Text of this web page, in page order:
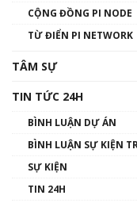
01:29:26
CỘNG ĐỒNG PI NODE
TỪ ĐIỂN PI NETWORK
TÂM SỰ
TIN TỨC 24H
BÌNH LUẬN DỰ ÁN
BÌNH LUẬN SỰ KIỆN
SỰ KIỆN
TIN 24H